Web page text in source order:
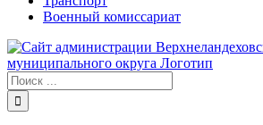
Военный комиссариат
Результат
поиска: